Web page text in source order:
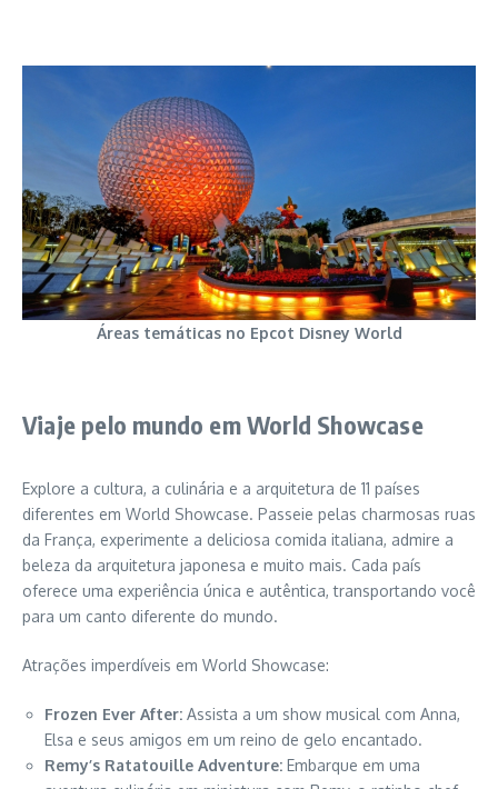
Áreas temáticas no Epcot Disney World
Viaje pelo mundo em World Showcase
Explore a cultura, a culinária e a arquitetura de 11 países
diferentes em World Showcase. Passeie pelas charmosas ruas
da França, experimente a deliciosa comida italiana, admire a
beleza da arquitetura japonesa e muito mais. Cada país
oferece uma experiência única e autêntica, transportando você
para um canto diferente do mundo.
Atrações imperdíveis em World Showcase:
Frozen Ever After: Assista a um show musical com Anna,
Elsa e seus amigos em um reino de gelo encantado.
Remy’s Ratatouille Adventure: Embarque em uma